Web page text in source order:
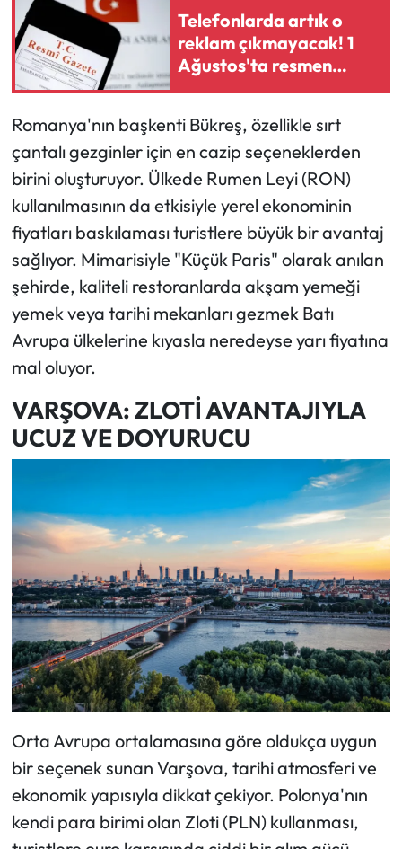
Telefonlarda artık o
reklam çıkmayacak! 1
Ağustos'ta resmen
başlıyor
Romanya'nın başkenti Bükreş, özellikle sırt
çantalı gezginler için en cazip seçeneklerden
birini oluşturuyor. Ülkede Rumen Leyi (RON)
kullanılmasının da etkisiyle yerel ekonominin
fiyatları baskılaması turistlere büyük bir avantaj
sağlıyor. Mimarisiyle "Küçük Paris" olarak anılan
şehirde, kaliteli restoranlarda akşam yemeği
yemek veya tarihi mekanları gezmek Batı
Avrupa ülkelerine kıyasla neredeyse yarı fiyatına
mal oluyor.
VARŞOVA: ZLOTİ AVANTAJIYLA
UCUZ VE DOYURUCU
Orta Avrupa ortalamasına göre oldukça uygun
bir seçenek sunan Varşova, tarihi atmosferi ve
ekonomik yapısıyla dikkat çekiyor. Polonya'nın
kendi para birimi olan Zloti (PLN) kullanması,